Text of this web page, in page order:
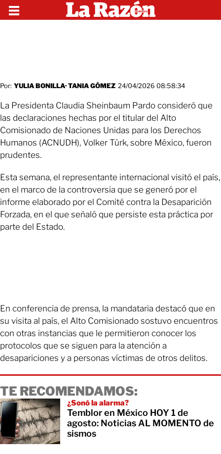
Por: YULIA BONILLA·TANIA GÓMEZ 24/04/2026 08:58:34
La Presidenta Claudia Sheinbaum Pardo consideró que
las declaraciones hechas por el titular del Alto
Comisionado de Naciones Unidas para los Derechos
Humanos (ACNUDH), Volker Türk, sobre México, fueron
prudentes.
Esta semana, el representante internacional visitó el país,
en el marco de la controversia que se generó por el
informe elaborado por el Comité contra la Desaparición
Forzada, en el que señaló que persiste esta práctica por
parte del Estado.
En conferencia de prensa, la mandataria destacó que en
su visita al país, el Alto Comisionado sostuvo encuentros
con otras instancias que le permitieron conocer los
protocolos que se siguen para la atención a
desapariciones y a personas víctimas de otros delitos.
TE RECOMENDAMOS:
¿Sonó la alarma?
Temblor en México HOY 1 de
agosto: Noticias AL MOMENTO de
sismos